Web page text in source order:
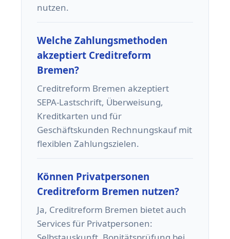
nutzen.
Welche Zahlungsmethoden
akzeptiert Creditreform
Bremen?
Creditreform Bremen akzeptiert
SEPA-Lastschrift, Überweisung,
Kreditkarten und für
Geschäftskunden Rechnungskauf mit
flexiblen Zahlungszielen.
Können Privatpersonen
Creditreform Bremen nutzen?
Ja, Creditreform Bremen bietet auch
Services für Privatpersonen: